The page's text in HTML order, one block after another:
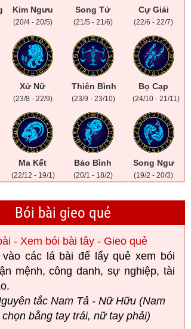
Kim Ngưu
(20/4 - 20/5)
Song Tử
(21/5 - 21/6)
Cự Giải
(22/6 - 22/7)
Xử Nữ
(23/8 - 22/9)
Thiên Bình
(23/9 - 23/10)
Bọ Cạp
(24/10 - 21/11)
Ma Kết
(22/12 - 19/1)
Bảo Bình
(20/1 - 18/2)
Song Ngư
(19/2 - 20/3)
Bói bài gieo quẻ
- Xem bói bài tây - Gieo quẻ
vào các lá bài để lấy quẻ xem bói
mệnh, công danh, sự nghiệp, tài
tắc Nam Tả - Nữ Hữu (Nam
bằng tay trái, nữ tay phải)